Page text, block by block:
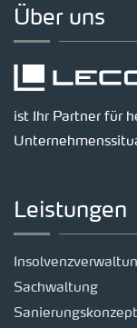
Über uns
ist Ihr Partner für
Leistungen
Sachwaltung